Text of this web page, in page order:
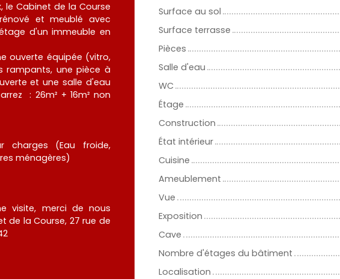
le Cabinet de la Course
et meublé avec
d'un immeuble en
ouverte équipée (vitro,
rampants, une pièce à
et une salle d'eau
: 26m² + 16m² non
(Eau froide,
ménagères)
visite, merci de nous
de la Course, 27 rue de
Surface au sol
Surface terrasse
Pièces
Salle d'eau
WC
Étage
Construction
État intérieur
Cuisine
Ameublement
Vue
Exposition
Cave
Nombre d'étages du bâtiment
Localisation